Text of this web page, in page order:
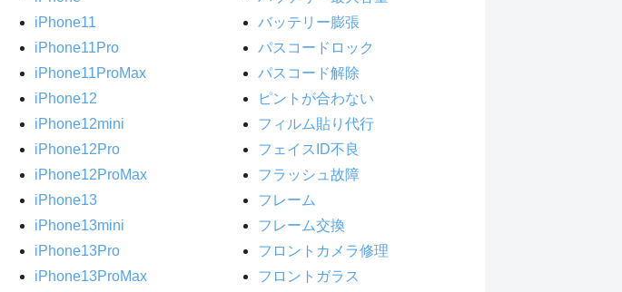
iPhone11
iPhone11Pro
iPhone11ProMax
iPhone12
iPhone12mini
iPhone12Pro
iPhone12ProMax
iPhone13
iPhone13mini
iPhone13Pro
iPhone13ProMax
バッテリー膨張
パスコードロック
パスコード解除
ピントが合わない
フィルム貼り代行
フェイスID不良
フラッシュ故障
フレーム
フレーム交換
フロントカメラ修理
フロントガラス